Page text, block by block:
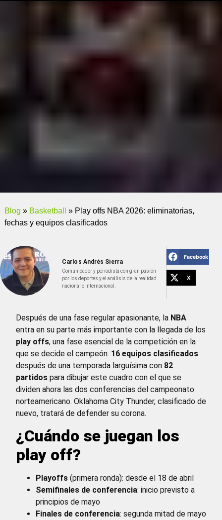
Blog » Basketball » Play offs NBA 2026: eliminatorias,
fechas y equipos clasificados
Carlos Andrés Sierra
Comunicador y periodista con gran pasión
por los deportes y el análisis de la realidad
nacional e internacional.
Facebook
X
Después de una fase regular apasionante, la NBA
entra en su parte más importante con la llegada de los
play offs, una fase esencial de la competición en la
que se decide el campeón. 16 equipos clasificados
después de una temporada larguísima con 82
partidos para dibujar este cuadro con el que se
dividen ahora las dos conferencias del campeonato
norteamericano. Oklahoma City Thunder, clasificado de
nuevo, tratará de defender su corona.
¿Cuándo se juegan los
play off?
Playoffs (primera ronda): desde el 18 de abril
Semifinales de conferencia: inicio previsto a
principios de mayo
Finales de conferencia: segunda mitad de mayo